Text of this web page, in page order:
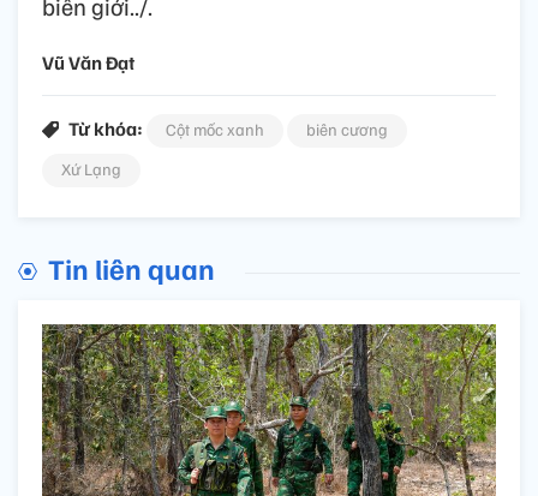
Vũ Văn Đạt
Từ khóa: Cột mốc xanh
biên cương
Xứ Lạng
Tin liên quan